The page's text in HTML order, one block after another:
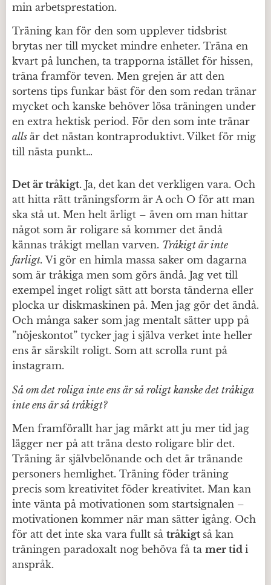
min arbetsprestation.
Träning kan för den som upplever tidsbrist
brytas ner till mycket mindre enheter. Träna en
kvart på lunchen, ta trapporna istället för hissen,
träna framför teven. Men grejen är att den
sortens tips funkar bäst för den som redan tränar
mycket och kanske behöver lösa träningen under
en extra hektisk period. För den som inte tränar
alls är det nästan kontraproduktivt. Vilket för mig
till nästa punkt…
Det är tråkigt. Ja, det kan det verkligen vara. Och
att hitta rätt träningsform är A och O för att man
ska stå ut. Men helt ärligt – även om man hittar
något som är roligare så kommer det ändå
kännas tråkigt mellan varven. Tråkigt är inte
farligt.Vi gör en himla massa saker om dagarna
som är tråkiga men som görs ändå. Jag vet till
exempel inget roligt sätt att borsta tänderna eller
plocka ur diskmaskinen på. Men jag gör det ändå.
Och många saker som jag mentalt sätter upp på
”nöjeskontot” tycker jag i själva verket inte heller
ens är särskilt roligt. Som att scrolla runt på
instagram.
Så om det roliga inte ens är så roligt kanske det tråkiga
inte ens är så tråkigt?
Men framförallt har jag märkt att ju mer tid jag
lägger ner på att träna desto roligare blir det.
Träning är självbelönande och det är tränande
personers hemlighet. Träning föder träning
precis som kreativitet föder kreativitet. Man kan
inte vänta på motivationen som startsignalen –
motivationen kommer när man sätter igång. Och
för att det inte ska vara fullt så tråkigt så kan
träningen paradoxalt nog behöva få ta mer tid i
anspråk.